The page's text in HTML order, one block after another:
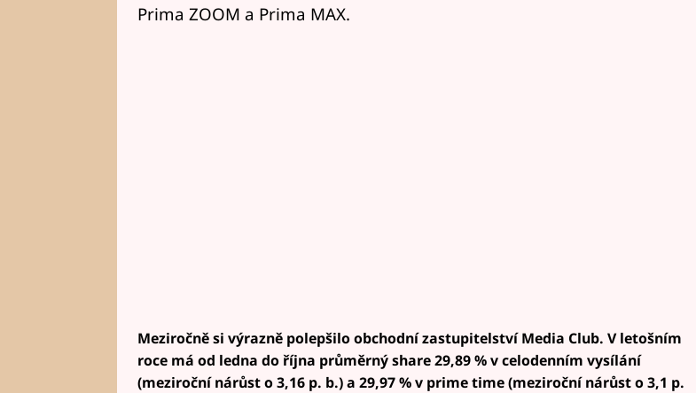
Prima ZOOM a Prima MAX.
Meziročně si výrazně polepšilo obchodní zastupitelství Media Club. V letošním
roce má od ledna do října průměrný share 29,89 % v celodenním vysílání
(meziroční nárůst o 3,16 p. b.) a 29,97 % v prime time (meziroční nárůst o 3,1 p.